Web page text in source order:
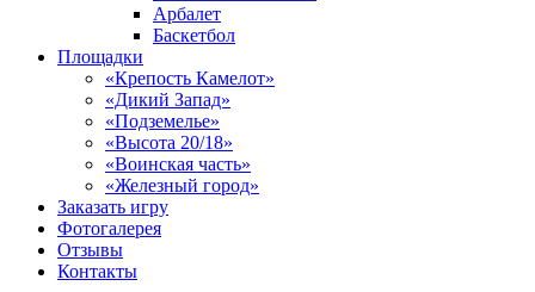
Арбалет
Баскетбол
Площадки
«Крепость Камелот»
«Дикий Запад»
«Подземелье»
«Высота 20/18»
«Воинская часть»
«Железный город»
Заказать игру
Фотогалерея
Отзывы
Контакты